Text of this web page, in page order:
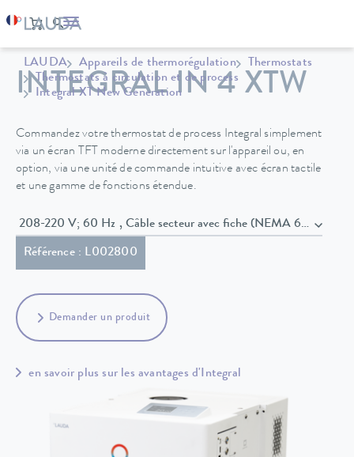
LAUDA Appareils de thermorégulation
Thermostats
Thermostats à circulation et de process
Integral XT New Generation
INTEGRAL IN 4 XTW
Commandez votre thermostat de process Integral simplement
via un écran TFT moderne directement sur l'appareil ou, en
option, via une unité de commande intuitive avec écran tactile
et une gamme de fonctions étendue.
208-220 V; 60 Hz , Câble secteur avec fiche (NEMA 6-20P)
Référence : L002800
Demander un produit
en savoir plus sur les avantages d'Integral